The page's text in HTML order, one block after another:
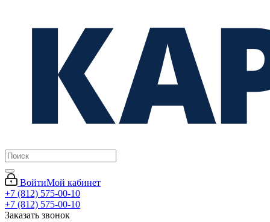
ВойтиМой кабинет
+7 (812) 575-00-10
+7 (812) 575-00-10
Заказать звонок